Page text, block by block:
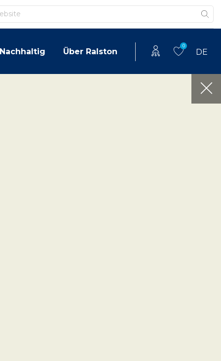
Nachhaltig Über Ralston
0
DE